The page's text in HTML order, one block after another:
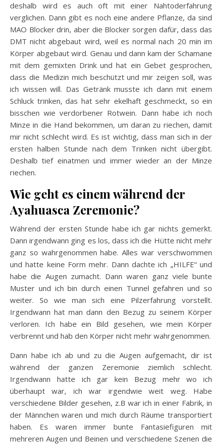
deshalb wird es auch oft mit einer Nahtoderfahrung
verglichen. Dann gibt es noch eine andere Pflanze, da sind
MAO Blocker drin, aber die Blocker sorgen dafür, dass das
DMT nicht abgebaut wird, weil es normal nach 20 min im
Körper abgebaut wird. Genau und dann kam der Schamane
mit dem gemixten Drink und hat ein Gebet gesprochen,
dass die Medizin mich beschützt und mir zeigen soll, was
ich wissen will. Das Getränk musste ich dann mit einem
Schluck trinken, das hat sehr ekelhaft geschmeckt, so ein
bisschen wie verdorbener Rotwein. Dann habe ich noch
Minze in die Hand bekommen, um daran zu riechen, damit
mir nicht schlecht wird. Es ist wichtig, dass man sich in der
ersten halben Stunde nach dem Trinken nicht übergibt.
Deshalb tief einatmen und immer wieder an der Minze
riechen.
Wie geht es einem während der
Ayahuasca Zeremonie?
Während der ersten Stunde habe ich gar nichts gemerkt.
Dann irgendwann ging es los, dass ich die Hütte nicht mehr
ganz so wahrgenommen habe. Alles war verschwommen
und hatte keine Form mehr. Dann dachte ich „HILFE“ und
habe die Augen zumacht. Dann waren ganz viele bunte
Muster und ich bin durch einen Tunnel gefahren und so
weiter. So wie man sich eine Pilzerfahrung vorstellt.
Irgendwann hat man dann den Bezug zu seinem Körper
verloren. Ich habe ein Bild gesehen, wie mein Körper
verbrennt und hab den Körper nicht mehr wahrgenommen.
Dann habe ich ab und zu die Augen aufgemacht, dir ist
während der ganzen Zeremonie ziemlich schlecht.
Irgendwann hatte ich gar kein Bezug mehr wo ich
überhaupt war, ich war irgendwie weit weg. Habe
verschiedene Bilder gesehen, z.B war ich in einer Fabrik, in
der Männchen waren und mich durch Räume transportiert
haben. Es waren immer bunte Fantasiefiguren mit
mehreren Augen und Beinen und verschiedene Szenen die